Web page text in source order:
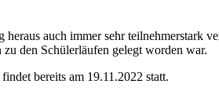
heraus auch immer sehr
den Schülerläufen gelegt worden war.
bereits am 19.11.2022 statt.